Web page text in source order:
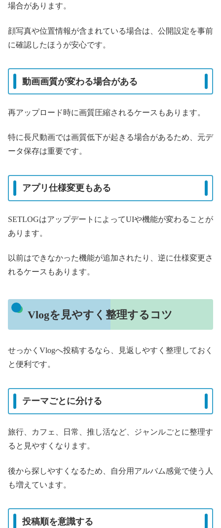
場合があります。
顔写真や位置情報が含まれている場合は、公開設定を事前
に確認したほうが安心です。
動画画質が変わる場合がある
再アップロード時に画質圧縮されるケースもあります。
特に長尺動画では画質低下が起きる場合があるため、元デ
ータ保存は重要です。
アプリ仕様変更もある
SETLOGはアップデートによってUIや機能が変わることが
あります。
以前はできなかった機能が追加されたり、逆に仕様変更さ
れるケースもあります。
Vlogを見やすく整理するコツ
せっかくVlogへ投稿するなら、見返しやすく整理しておく
と便利です。
テーマごとに分ける
旅行、カフェ、日常、推し活など、ジャンルごとに整理す
ると見やすくなります。
後から探しやすくなるため、自分用アルバム感覚で使う人
も増えています。
投稿順を意識する